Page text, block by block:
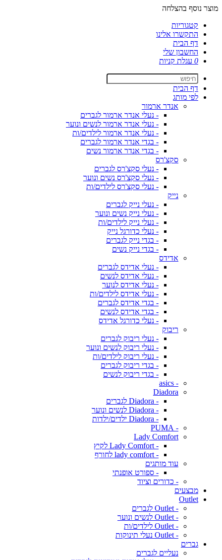
מוצר נוסף בהצלחה
קטגוריות
התקשרו אלינו
דף הבית
החשבון שלי
0 עגלת קניות
דף הבית
לפי מותג
אנדר ארמור
- נעלי אנדר ארמור לגברים
- נעלי אנדר ארמור לנשים ונוער
- נעלי אנדר ארמור לילדים/ות
- בגדי אנדר ארמור לגברים
- בגדי אנדר ארמור נשים
סקצ'רס
- נעלי סקצ'רס לגברים
- נעלי סקצ'רס נשים ונוער
- נעלי סקצ'רס לילדים/ות
נייק
- נעלי נייק לגברים
- נעלי נייק נשים ונוער
- נעלי נייק לילדים/ות
- נעלי כדורגל נייק
- בגדי נייק לגברים
- בגדי נייק נשים
אדידס
- נעלי אדידס לגברים
- נעלי אדידס לנשים
- נעלי אדידס לנוער
- נעלי אדידס לילדים/ות
- בגדי אדידס לגברים
- בגדי אדידס לנשים
- נעלי כדורגל אדידס
ריבוק
- נעלי ריבוק לגברים
- נעלי ריבוק לנשים ונוער
- נעלי ריבוק לילדים/ות
- בגדי ריבוק לגברים
- בגדי ריבוק לנשים
- asics
Diadora
- Diadora לגברים
- Diadora לנשים ונוער
- Diadora ילדים/ילדות
- PUMA
Lady Comfort
- Lady Comfort לקיץ
- lady comfort לחורף
עוד מותגים
- ספורט אופנתי
- כדורים וציוד
מבצעים
Outlet
- Outlet לגברים
- Outlet לנשים ונוער
- Outlet לילדים/ות
- Outlet נעלי תינוקות
גברים
נעליים לגברים